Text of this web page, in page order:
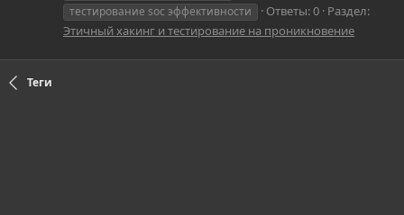
тестирование soc эффективности
Ответы: 0 Раздел:
Этичный хакинг и тестирование на проникновение
Теги